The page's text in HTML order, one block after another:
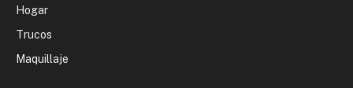
Hogar
Trucos
Maquillaje